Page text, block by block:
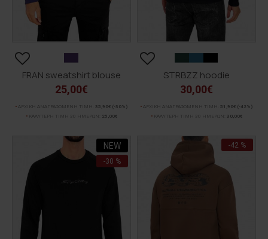
FRAN sweatshirt blouse
25,00€
ΑΡΧΙΚΗ ΑΝΑΓΡΑΦΟΜΕΝΗ ΤΙΜΗ: 35,90€ (-30%)
ΚΑΛΥΤΕΡΗ ΤΙΜΗ 30 ΗΜΕΡΩΝ:
25,00€
STRBZZ hoodie
30,00€
ΑΡΧΙΚΗ ΑΝΑΓΡΑΦΟΜΕΝΗ ΤΙΜΗ: 51,90€ (-42%)
ΚΑΛΥΤΕΡΗ ΤΙΜΗ 30 ΗΜΕΡΩΝ:
30,00€
NEW
-30 %
-42 %